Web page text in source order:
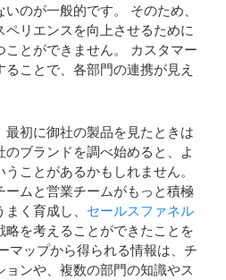
のが一般的です。 そのため、
リエンスを向上させるために
とができません。 カスタマー
ことで、各部門の連携が見え
初に御社の製品を見たときは
ブランドを調べ始めると、よ
ことがあるかもしれません。
ームと営業チームがもっと積極
く育成し、 セールスファネル
略を考えることができたことを
マップから得られる情報は、チ
ンや、複数の部門の知識やス